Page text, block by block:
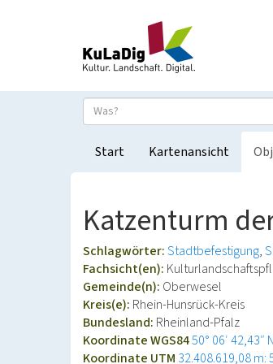
Start Kartenansicht
Katzenturm
Schlagwörter:Stadtbefestigung
Fachsicht(en):
Gemeinde(n): Oberwesel
Kreis(e): Rhein-Hunsrück-Kreis
Bundesland: Rheinland-Pfalz
Koordinate WGS8450° 06′ 42,43″
Koordinate UTM 32.408.619,08 m: